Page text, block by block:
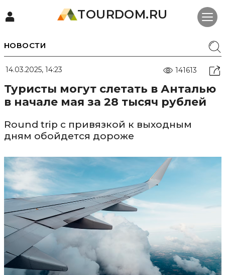
TOURDOM.RU
НОВОСТИ
14.03.2025, 14:23 141613
Туристы могут слетать в Анталью
в начале мая за 28 тысяч рублей
Round trip с привязкой к выходным
дням обойдется дороже